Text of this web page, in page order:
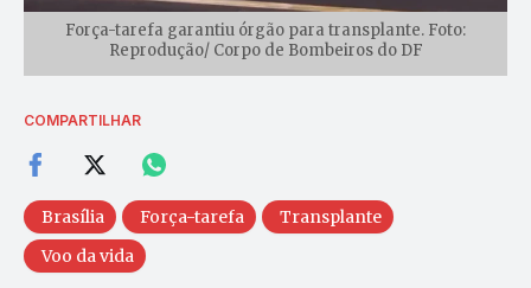
Força-tarefa garantiu órgão para transplante. Foto:
Reprodução/ Corpo de Bombeiros do DF
COMPARTILHAR
Brasília Força-tarefa
Transplante
Voo da vida